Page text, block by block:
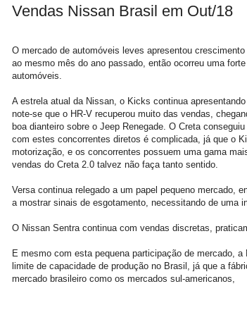
Vendas Nissan Brasil em Out/18
O mercado de automóveis leves apresentou
ao mesmo mês do ano passado, então ocorreu uma
automóveis.
A estrela atual da Nissan, o Kicks continua
note-se que o HR-V recuperou muito das vendas,
boa dianteiro sobre o Jeep Renegade. O Creta
com estes concorrentes diretos é complicada, já que o
motorização, e os concorrentes possuem uma gama
vendas do Creta 2.0 talvez não faça tanto sentido.
Versa continua relegado a um papel pequeno mercado,
a mostrar sinais de esgotamento, necessitando de uma
O Nissan Sentra continua com vendas discretas,
E mesmo com esta pequena participação de mercado,
limite de capacidade de produção no Brasil, já que a
mercado brasileiro como os mercados sul-americanos,